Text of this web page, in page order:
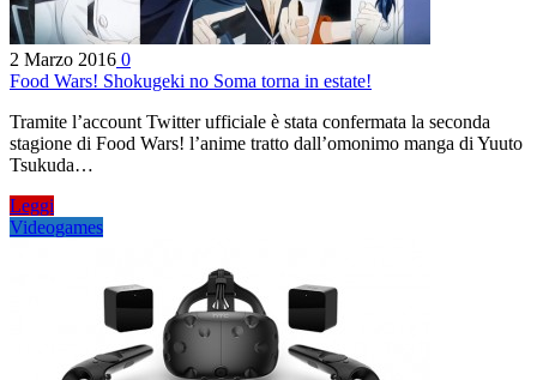
2 Marzo 2016 0
Food Wars! Shokugeki no Soma torna in estate!
Tramite l’account Twitter ufficiale è stata confermata la seconda
stagione di Food Wars! l’anime tratto dall’omonimo manga di Yuuto
Tsukuda…
Leggi
Videogames